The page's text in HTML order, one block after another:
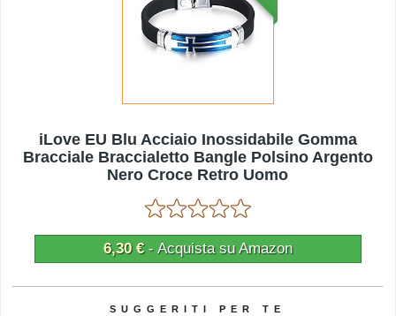
iLove EU Blu Acciaio Inossidabile Gomma
Bracciale Braccialetto Bangle Polsino Argento
Nero Croce Retro Uomo
6,30 €- Acquista su Amazon